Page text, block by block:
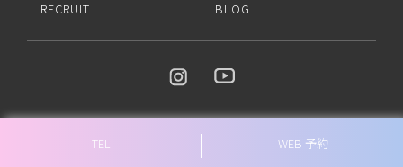
RECRUIT
BLOG
TEL WEB 予約